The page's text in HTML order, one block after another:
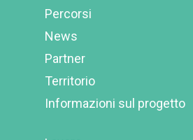
Percorsi
News
Partner
Territorio
Informazioni sul progetto